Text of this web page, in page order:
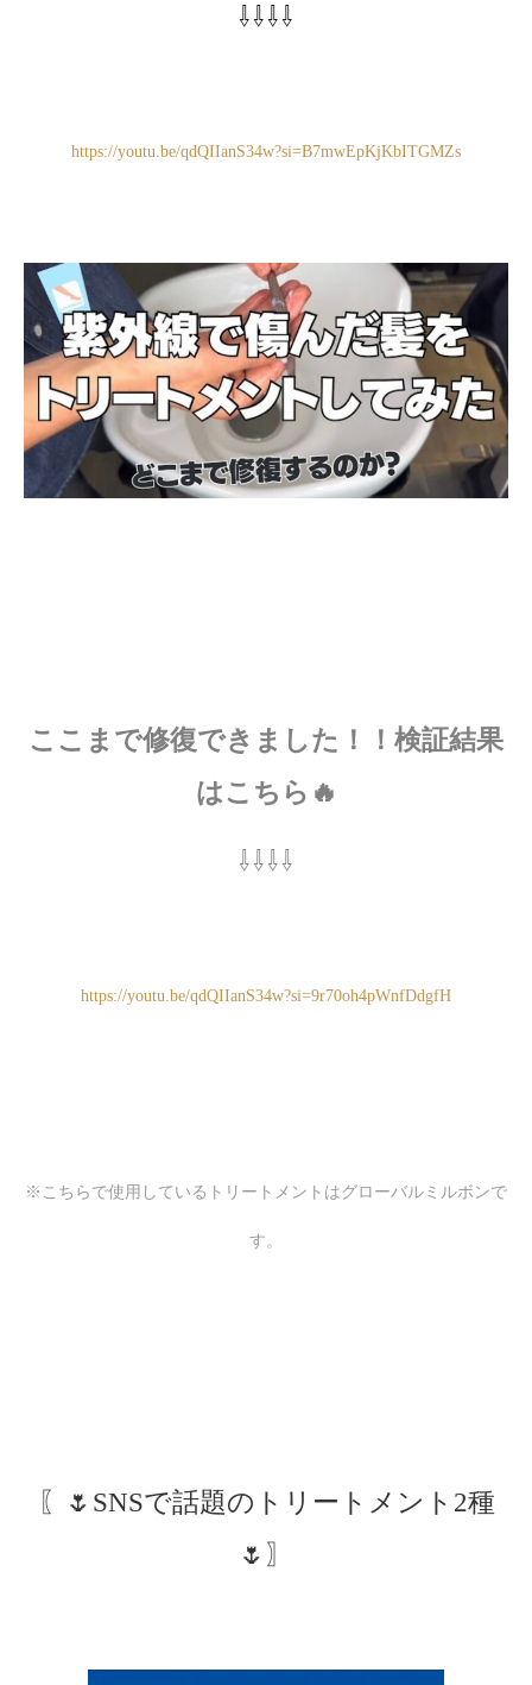
⇩⇩⇩⇩
https://youtu.be/qdQIIanS34w?si=B7mwEpKjKbITGMZs
ここまで修復できました！！検証結果
はこちら🔥
⇩⇩⇩⇩
https://youtu.be/qdQIIanS34w?si=9r70oh4pWnfDdgfH
※こちらで使用しているトリートメントはグローバルミルボンで
す。
〖🌷SNSで話題のトリートメント2種
🌷〗